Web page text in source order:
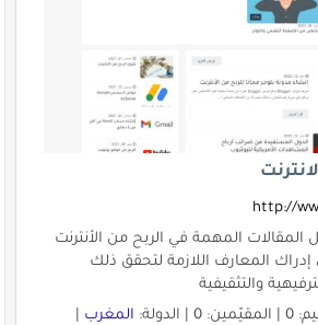
http://
المهمة في الربح من الأنترنت
المعارف اللازمة لتحقق ذلك
والتثقيفية
المغرب|